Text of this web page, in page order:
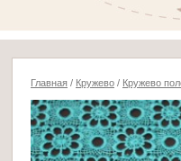
Главная / Кружево / Кружево